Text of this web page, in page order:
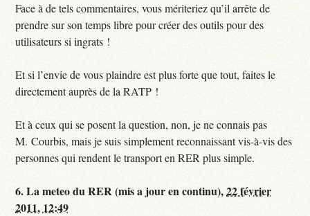
Face à de tels commentaires, vous mériteriez qu’il arrête de
prendre sur son temps libre pour créer des outils pour des
utilisateurs si ingrats !
Et si l’envie de vous plaindre est plus forte que tout, faites le
directement auprès de la RATP !
Et à ceux qui se posent la question, non, je ne connais pas
M. Courbis, mais je suis simplement reconnaissant vis-à-vis des
personnes qui rendent le transport en RER plus simple.
6.La meteo du RER (mis a jour en continu),22 février
2011, 12:49